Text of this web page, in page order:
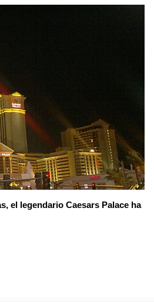
, el legendario Caesars Palace ha